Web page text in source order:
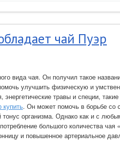
чай Пуэр
вида чая. Он получил такое
улучшить физическую и
травы и специи, такие
купить. Он может помочь в борьбе со
организма. Однако как и с
большого количества чая
и повышенное артериальное